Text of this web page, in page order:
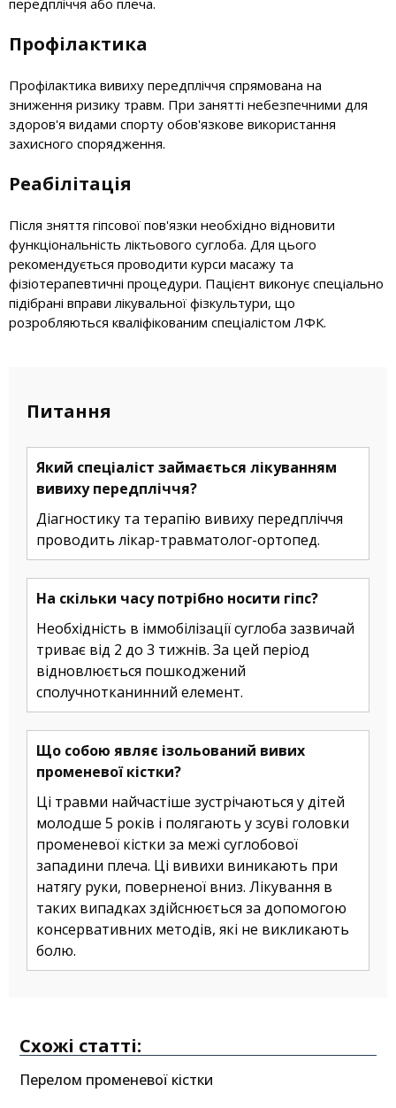
передпліччя або плеча.
Профілактика
Профілактика вивиху передпліччя спрямована на
зниження ризику травм. При занятті небезпечними для
здоров'я видами спорту обов'язкове використання
захисного спорядження.
Реабілітація
Після зняття гіпсової пов'язки необхідно відновити
функціональність ліктьового суглоба. Для цього
рекомендується проводити курси масажу та
фізіотерапевтичні процедури. Пацієнт виконує спеціально
підібрані вправи лікувальної фізкультури, що
розробляються кваліфікованим спеціалістом ЛФК.
Питання
Який спеціаліст займається лікуванням
вивиху передпліччя?
Діагностику та терапію вивиху передпліччя
проводить лікар-травматолог-ортопед.
На скільки часу потрібно носити гіпс?
Необхідність в іммобілізації суглоба зазвичай
триває від 2 до 3 тижнів. За цей період
відновлюється пошкоджений
сполучнотканинний елемент.
Що собою являє ізольований вивих
променевої кістки?
Ці травми найчастіше зустрічаються у дітей
молодше 5 років і полягають у зсуві головки
променевої кістки за межі суглобової
западини плеча. Ці вивихи виникають при
натягу руки, поверненої вниз. Лікування в
таких випадках здійснюється за допомогою
консервативних методів, які не викликають
болю.
Схожі статті:
Перелом променевої кістки